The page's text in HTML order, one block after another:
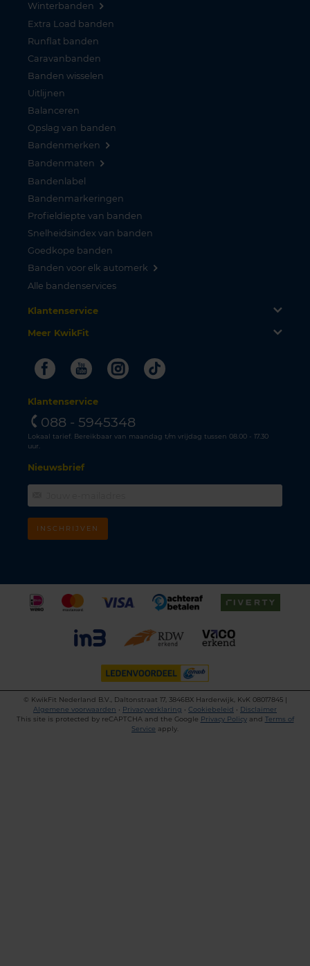
Winterbanden
Extra Load banden
Runflat banden
Caravanbanden
Banden wisselen
Uitlijnen
Balanceren
Opslag van banden
Bandenmerken
Bandenmaten
Bandenlabel
Bandenmarkeringen
Profieldiepte van banden
Snelheidsindex van banden
Goedkope banden
Banden voor elk automerk
Alle bandenservices
Klantenservice
Meer KwikFit
FacebookYoutubeInstagram
Tiktok
Klantenservice
088 - 5945348
Lokaal tarief. Bereikbaar van maandag t/m vrijdag tussen 08.00 - 17.30
uur.
Nieuwsbrief
INSCHRIJVEN
©
KwikFit Nederland B.V., Daltonstraat 17, 3846BX Harderwijk, KvK 08017845 |
Algemene voorwaarden • Privacyverklaring • Cookiebeleid • Disclaimer
This site is protected by reCAPTCHA and the Google Privacy Policyand Terms of
Service apply.